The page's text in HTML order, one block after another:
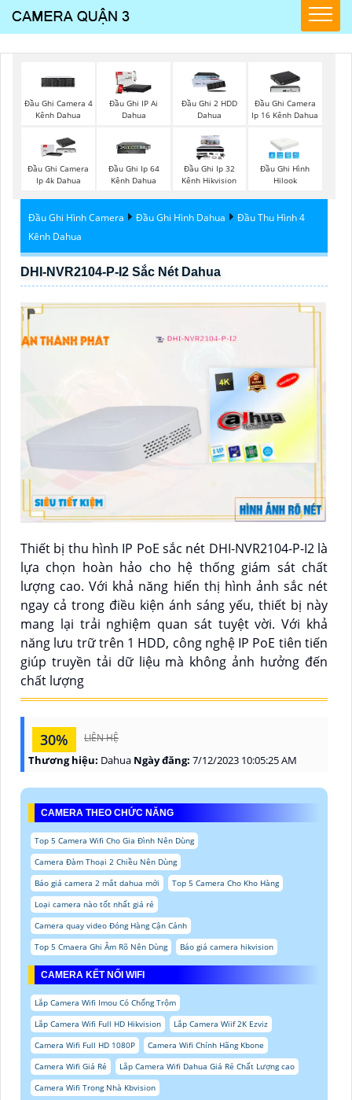
Đầu Ghi Camera 4
Kênh Dahua
Đầu Ghi IP Ai
Dahua
Đầu Ghi 2 HDD
Dahua
Đầu Ghi Camera
Ip 16 Kênh Dahua
Đầu Ghi Camera
Ip 4k Dahua
Đầu Ghi Ip 64
Kênh Dahua
Đầu Ghi Ip 32
Kênh Hikvision
Đầu Ghi Hình
Hilook
Đầu Ghi Hình Camera Đầu Ghi Hình Dahua
Đầu Thu Hình 4
Kênh Dahua
DHI-NVR2104-P-I2 Sắc Nét Dahua
Thiết bị thu hình IP PoE sắc nét DHI-NVR2104-P-I2 là
lựa chọn hoàn hảo cho hệ thống giám sát chất
lượng cao. Với khả năng hiển thị hình ảnh sắc nét
ngay cả trong điều kiện ánh sáng yếu, thiết bị này
mang lại trải nghiệm quan sát tuyệt vời. Với khả
năng lưu trữ trên 1 HDD, công nghệ IP PoE tiên tiến
giúp truyền tải dữ liệu mà không ảnh hưởng đến
chất lượng
30% LIÊN HỆ
Thương hiệu: Dahua Ngày đăng: 7/12/2023 10:05:25 AM
CAMERA THEO CHỨC NĂNG
Top 5 Camera Wifi Cho Gia Đình Nên Dùng
Camera Đàm Thoại 2 Chiều Nên Dùng
Báo giá camera 2 mắt dahua mới
Top 5 Camera Cho Kho Hàng
Loại camera nào tốt nhất giá rẻ
Camera quay video Đóng Hàng Cận Cảnh
Top 5 Cmaera Ghi Âm Rõ Nên Dùng
Báo giá camera hikvision
CAMERA KẾT NỐI WIFI
Lắp Camera Wifi Imou Có Chống Trộm
Lắp Camera Wifi Full HD Hikvision
Lắp Camera Wiif 2K Ezviz
Camera Wifi Full HD 1080P
Camera Wifi Chính Hãng Kbone
Camera Wifi Giá Rẻ
Lắp Camera Wifi Dahua Giá Rẻ Chất Lượng cao
Camera Wifi Trong Nhà Kbvision